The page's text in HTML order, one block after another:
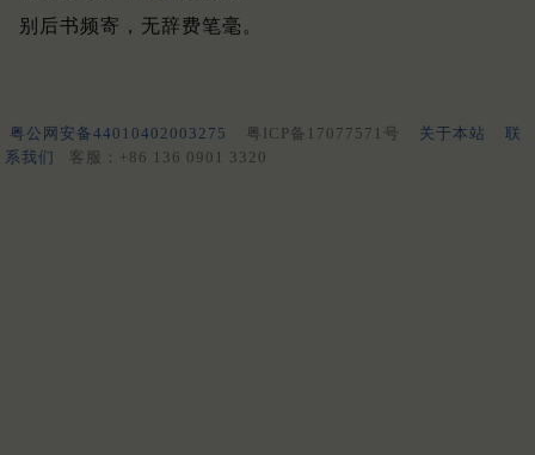
别后书频寄，无辞费笔毫。
粤公网安备44010402003275 粤ICP备17077571号 关于本站
联
系我们
客服：+86 136 0901 3320